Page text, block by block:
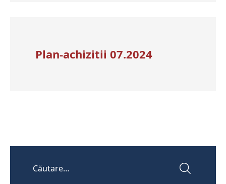
Plan-achizitii 07.2024